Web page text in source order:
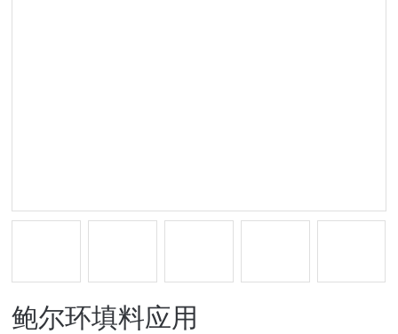
鲍尔环填料应用